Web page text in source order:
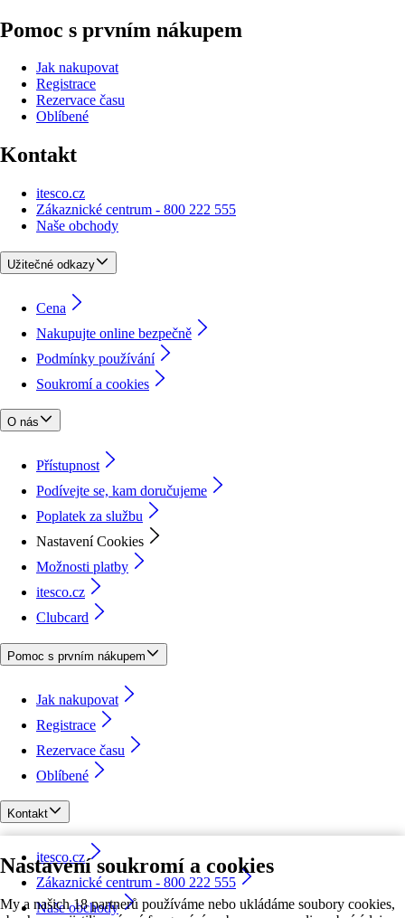
Nastavení soukromí a cookies
My a našich 18 partnerů používáme nebo ukládáme soubory cookies,
Pomoc s prvním nákupem
Jak nakupovat
Registrace
Rezervace času
Oblíbené
Kontakt
itesco.cz
Zákaznické centrum - 800 222 555
Naše obchody
Užitečné odkazy
Cena
Nakupujte online bezpečně
Podmínky používání
Soukromí a cookies
O nás
Přístupnost
Podívejte se, kam doručujeme
Poplatek za službu
Nastavení Cookies
Možnosti platby
itesco.cz
Clubcard
Pomoc s prvním nákupem
Jak nakupovat
Registrace
Rezervace času
Oblíbené
Kontakt
itesco.cz
Zákaznické centrum - 800 222 555
Naše obchody